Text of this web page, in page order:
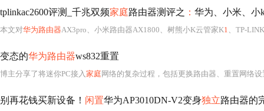
tplinkac2600评测_千兆双频家庭路由器测评之 ： 华为、小米、小
本文对华为路由器AX3pro、小米路由器AX1800、树熊小K云管家K1、TP-
变态的华为路由器ws832重置
博主分享了将迷你PC接入家庭 网络的复杂过程，包括更换路由器、重置网络
别再花钱买新设备！ 闲置华为AP3010DN-V2变身独立路由器的